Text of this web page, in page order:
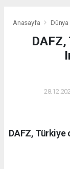
Anasayfa Dünya
DAFZ,
DAFZ, Türkiye